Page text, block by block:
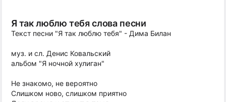
Я так люблю тебя слова песни
Текст песни "Я так люблю тебя" - Дима Билан
муз. и сл. Денис Ковальский
альбом "Я ночной хулиган"
Не знакомо, не вероятно
Слишком ново, слишком приятно